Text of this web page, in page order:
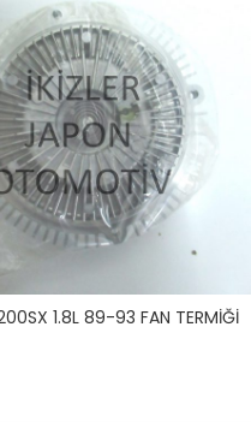
1.8L 89-93 FAN TERMİĞİ